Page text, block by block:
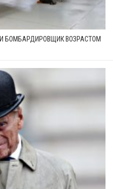
БОМБАРДИРОВЩИК ВОЗРАСТОМ